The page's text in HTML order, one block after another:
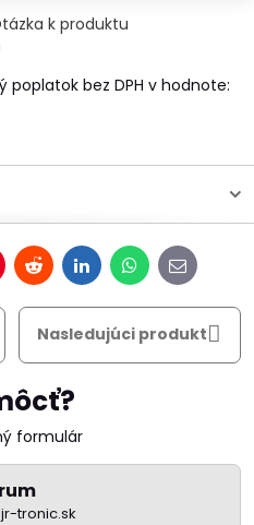
k produktu
bez DPH v hodnote:
RedditLinkedInWhatsApp
E-
mail
Nasledujúci produkt
formulár
tronic.sk